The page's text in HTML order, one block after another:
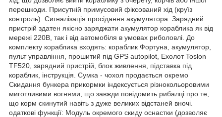
перешкоди. Присутній примусовий фіксований хід (круїз
контроль). Сигналізація просідання акумулятора. Зарядний
пристрій здатен якісно заряджати акумулятор кораблика як від
мережі 220В, так і від автомобіля в умовах риболовлі. До
комплекту кораблика входять: кораблик Фортуна, акумулятор,
пульт управління, прошитий під GPS autopilot, Ехолот Toslon
TF520, зарядний пристрій, блок живлення, підставка під
кораблик, інструкція. Сумка - чохол продається окремо
Скидання бункера прикормки індексується різнокольоровими
миготливими вогнями, що завжди повідомить рибалці про те,
що корм скинутий навіть з дуже великих відстаней вночі.
одаткові функції: Модуль окремого скиду оснастки (дозволяє